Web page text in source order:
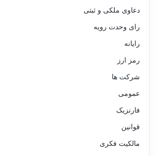
دعاوی ملکی و ثبتی
رای وحدت رویه
رایانه
رمز ارز
شرکت ها
عمومی
فارنزیک
قوانین
مالکیت فکری